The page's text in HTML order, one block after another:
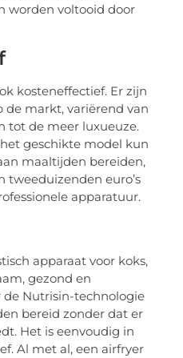
worden voltooid door
kosteneffectief. Er zijn
de markt, variërend van
tot de meer luxueuze.
geschikte model kun
maaltijden bereiden,
tweeduizenden euro’s
apparatuur.
apparaat voor koks,
gezond en
Nutrisin-technologie
bereid zonder dat er
Het is eenvoudig in
Al met al, een airfryer